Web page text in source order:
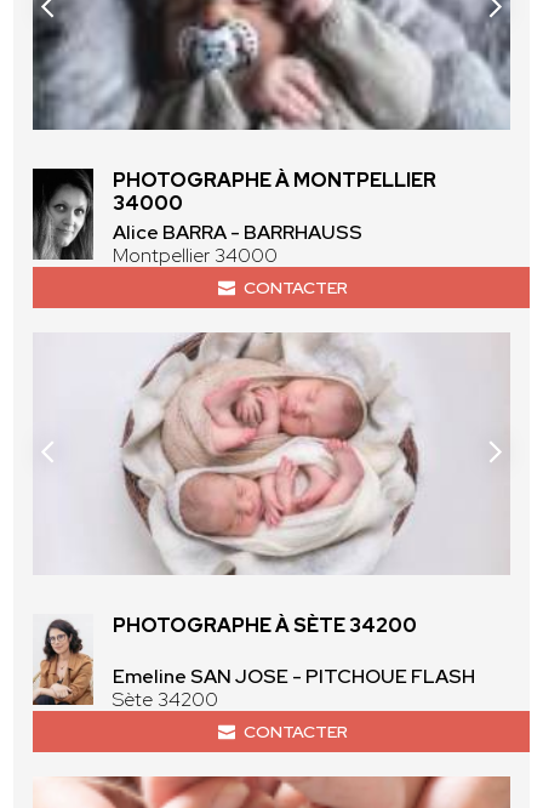
PHOTOGRAPHE À MONTPELLIER
34000
Alice BARRA - BARRHAUSS
Montpellier 34000
CONTACTER
PHOTOGRAPHE À SÈTE 34200
Emeline SAN JOSE - PITCHOUE FLASH
Sète 34200
CONTACTER